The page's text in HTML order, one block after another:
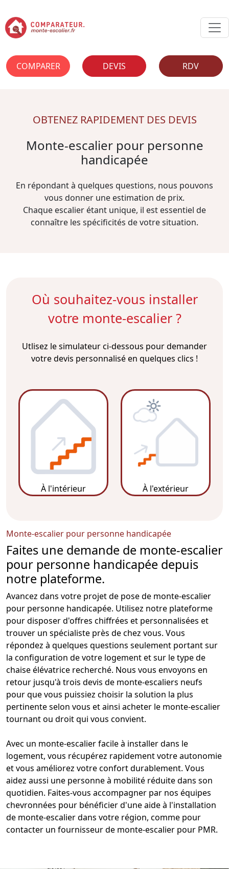
COMPARER DEVIS RDV
OBTENEZ RAPIDEMENT DES DEVIS
Monte-escalier pour personne
handicapée
En répondant à quelques questions, nous pouvons
vous donner une estimation de prix.
Chaque escalier étant unique, il est essentiel de
connaître les spécificités de votre situation.
Où souhaitez-vous installer
votre monte-escalier ?
Utlisez le simulateur ci-dessous pour demander
votre devis personnalisé en quelques clics !
À l'intérieur À l'extérieur
Monte-escalier pour personne handicapée
Faites une demande de monte-escalier
pour personne handicapée depuis
notre plateforme.
Avancez dans votre projet de pose de monte-escalier
pour personne handicapée. Utilisez notre plateforme
pour disposer d'offres chiffrées et personnalisées et
trouver un spécialiste près de chez vous. Vous
répondez à quelques questions seulement portant sur
la configuration de votre logement et sur le type de
chaise élévatrice recherché. Nous vous envoyons en
retour jusqu'à trois devis de monte-escaliers neufs
pour que vous puissiez choisir la solution la plus
pertinente selon vous et ainsi acheter le monte-escalier
tournantou droit qui vous convient.
Avec un monte-escalier facile à installer dans le
logement, vous récupérez rapidement votre autonomie
et vous améliorez votre confort durablement. Vous
aidez aussi une personne à mobilité réduite dans son
quotidien. Faites-vous accompagner par nos équipes
chevronnées pour bénéficier d'une aide à l'installation
de monte-escalierdans votre région, comme pour
contacter un fournisseur de monte-escalier pour PMR.